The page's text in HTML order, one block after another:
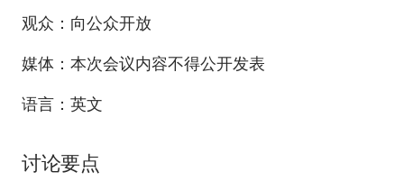
观众：向公众开放
媒体：本次会议内容不得公开发表
语言：英文
讨论要点